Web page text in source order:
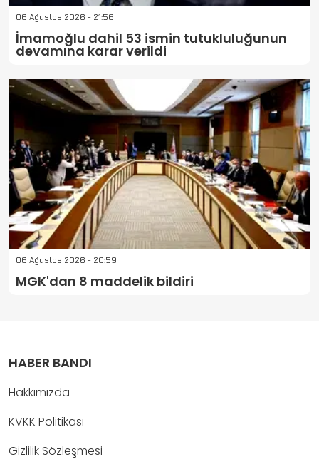
06 Ağustos 2026 - 21:56
İmamoğlu dahil 53 ismin tutukluluğunun
devamına karar verildi
06 Ağustos 2026 - 20:59
MGK'dan 8 maddelik bildiri
HABER BANDI
Hakkımızda
KVKK Politikası
Gizlilik Sözleşmesi